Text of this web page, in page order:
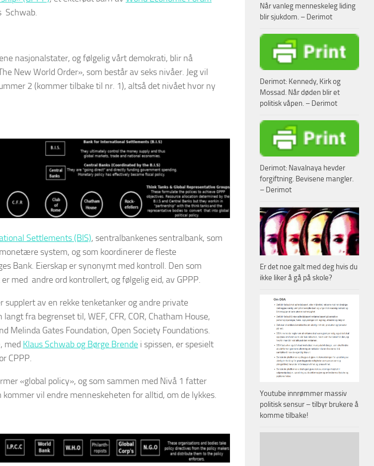
Schwab.
nasjonalstater, og følgelig vårt demokrati, blir nå
New World Order», som består av seks nivåer. Jeg vil
2 (kommer tilbake til nr. 1), altså det nivået hvor ny
Settlements (BIS), sentralbankenes sentralbank, som
system, og som koordinerer de fleste
Bank. Eierskap er synonymt med kontroll. Den som
med andre ord kontrollert, og følgelig eid, av GPPP.
supplert av en rekke tenketanker og andre private
fra begrenset til, WEF, CFR, COR, Chatham House,
Melinda Gates Foundation, Open Society Foundations.
med Klaus Schwab og Børge Brende i spissen, er spesielt
CPPP.
«global policy», og som sammen med Nivå 1 fatter
vil endre menneskeheten for alltid, om de lykkes.
Når vanleg menneskeleg liding
blir sjukdom. – Derimot
Derimot: Kennedy, Kirk og
Mossad. Når døden blir et
politisk våpen. – Derimot
Derimot: Navalnaya hevder
forgiftning. Bevisene mangler.
– Derimot
Er det noe galt med deg hvis du
ikke liker å gå på skole?
Youtube innrømmer massiv
politisk sensur – tilbyr brukere å
komme tilbake!